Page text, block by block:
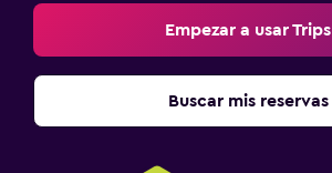
Empezar a usar Trips
Buscar mis reservas